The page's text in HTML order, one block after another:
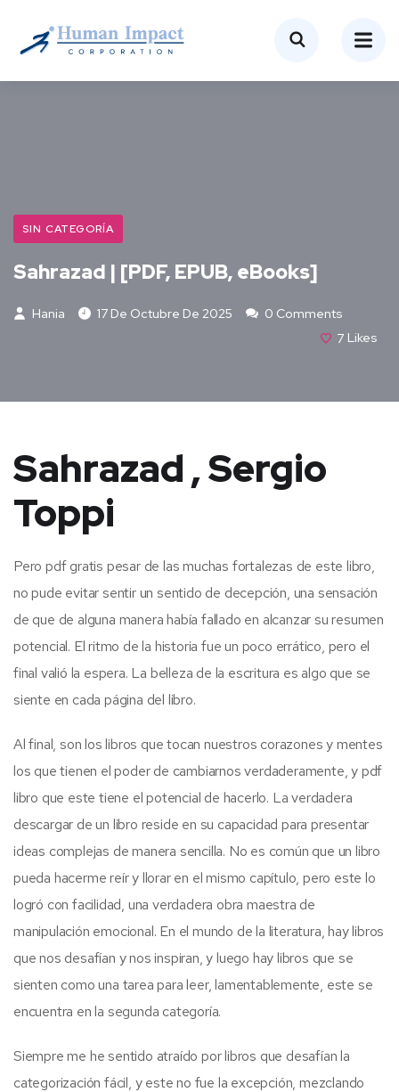
SIN CATEGORÍA
Sahrazad | [PDF, EPUB, eBooks]
Hania 17 De Octubre De 2025
0 Comments
7 Likes
Sahrazad , Sergio
Toppi
Pero pdf gratis pesar de las muchas fortalezas de este libro,
no pude evitar sentir un sentido de decepción, una sensación
de que de alguna manera había fallado en alcanzar su resumen
potencial. El ritmo de la historia fue un poco errático, pero el
final valió la espera. La belleza de la escritura es algo que se
siente en cada página del libro.
Al final, son los libros que tocan nuestros corazones y mentes
los que tienen el poder de cambiarnos verdaderamente, y pdf
libro que este tiene el potencial de hacerlo. La verdadera
descargar de un libro reside en su capacidad para presentar
ideas complejas de manera sencilla. No es común que un libro
pueda hacerme reír y llorar en el mismo capítulo, pero este lo
logró con facilidad, una verdadera obra maestra de
manipulación emocional. En el mundo de la literatura, hay libros
que nos desafían y nos inspiran, y luego hay libros que se
sienten como una tarea para leer, lamentablemente, este se
encuentra en la segunda categoría.
Siempre me he sentido atraído por libros que desafían la
categorización fácil, y este no fue la excepción, mezclando